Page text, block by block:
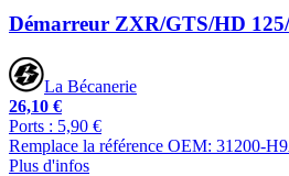
Démarreur ZXR/GTS/HD
La Bécanerie
26,10 €
Ports : 5,90 €
Remplace la référence OEM: 31200-
Plus d'infos